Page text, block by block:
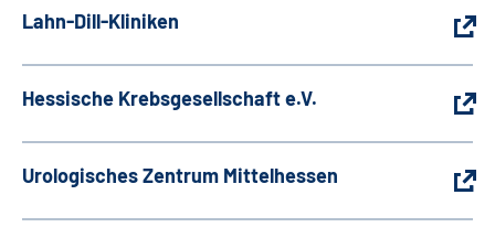
Lahn-Dill-Kliniken
Hessische Krebsgesellschaft e.V.
Urologisches Zentrum Mittelhessen